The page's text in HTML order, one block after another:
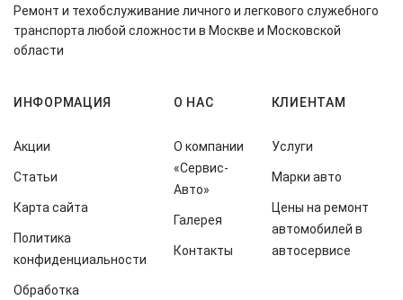
Ремонт и техобслуживание личного и легкового служебного
транспорта любой сложности в Москве и Московской
области
ИНФОРМАЦИЯ
Акции
Статьи
Карта сайта
Политика
конфиденциальности
Обработка
О НАС
О компании
«Сервис-
Авто»
Галерея
Контакты
КЛИЕНТАМ
Услуги
Марки авто
Цены на ремонт
автомобилей в
автосервисе